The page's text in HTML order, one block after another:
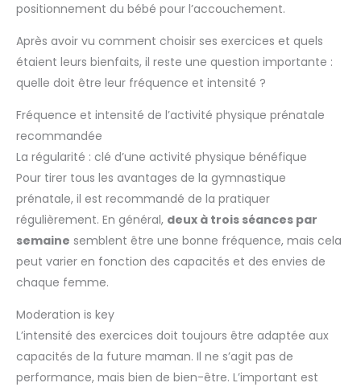
positionnement du bébé pour l’accouchement.
Après avoir vu comment choisir ses exercices et quels
étaient leurs bienfaits, il reste une question importante :
quelle doit être leur fréquence et intensité ?
Fréquence et intensité de l’activité physique prénatale
recommandée
La régularité : clé d’une activité physique bénéfique
Pour tirer tous les avantages de la gymnastique
prénatale, il est recommandé de la pratiquer
régulièrement. En général, deux à trois séances par
semaine semblent être une bonne fréquence, mais cela
peut varier en fonction des capacités et des envies de
chaque femme.
Moderation is key
L’intensité des exercices doit toujours être adaptée aux
capacités de la future maman. Il ne s’agit pas de
performance, mais bien de bien-être. L’important est